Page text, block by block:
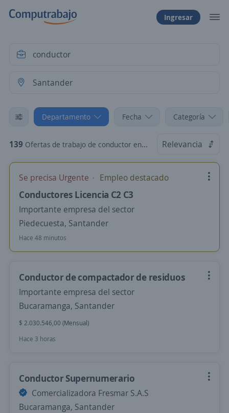
Ingresar
Departamento Fecha Categoría
139 Ofertas de trabajo de conductor en Santander Relevancia
Se precisa Urgente Empleo destacado
Conductores Licencia C2 C3
Importante empresa del sector
Piedecuesta, Santander
Hace 48 minutos
Conductor de compactador de residuos
Importante empresa del sector
Bucaramanga, Santander
$ 2.030.546,00 (Mensual)
Hace 3 horas
Conductor Supernumerario
Comercializadora Fresmar S.A.S
Bucaramanga, Santander